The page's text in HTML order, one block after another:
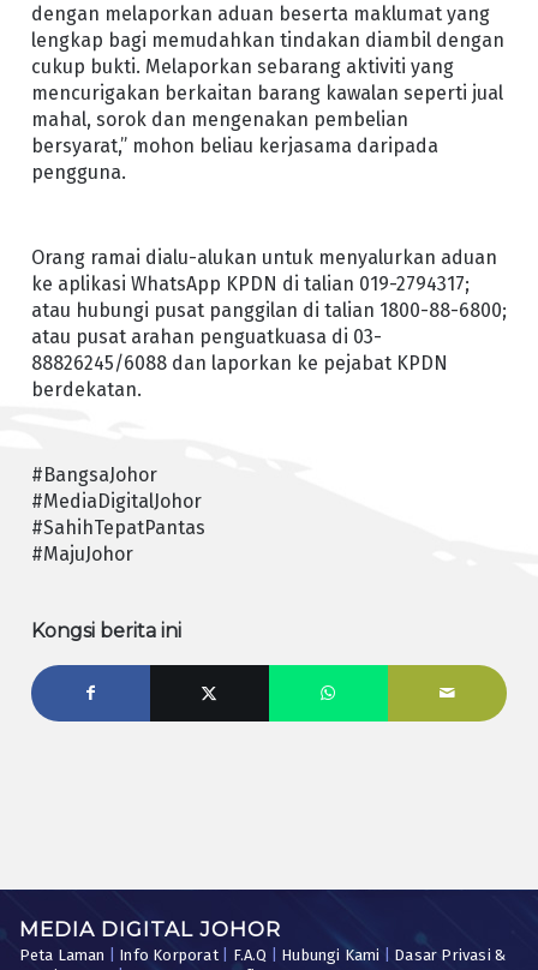
dengan melaporkan aduan beserta maklumat yang
lengkap bagi memudahkan tindakan diambil dengan
cukup bukti. Melaporkan sebarang aktiviti yang
mencurigakan berkaitan barang kawalan seperti jual
mahal, sorok dan mengenakan pembelian
bersyarat,” mohon beliau kerjasama daripada
pengguna.
Orang ramai dialu-alukan untuk menyalurkan aduan
ke aplikasi WhatsApp KPDN di talian 019-2794317;
atau hubungi pusat panggilan di talian 1800-88-6800;
atau pusat arahan penguatkuasa di 03-
88826245/6088 dan laporkan ke pejabat KPDN
berdekatan.
#BangsaJohor
#MediaDigitalJohor
#SahihTepatPantas
#MajuJohor
Kongsi berita ini
MEDIA DIGITAL JOHOR
Peta Laman Info Korporat| F.A.Q Hubungi Kami
Dasar Privasi &